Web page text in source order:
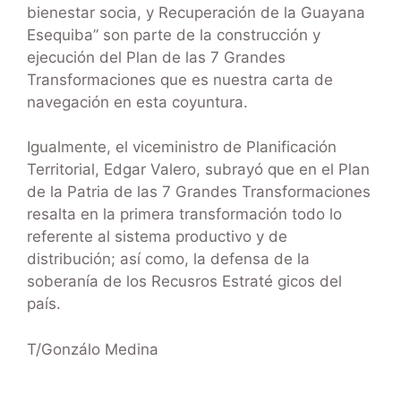
bienestar socia, y Recuperación de la Guayana
Esequiba” son parte de la construcción y
ejecución del Plan de las 7 Grandes
Transformaciones que es nuestra carta de
navegación en esta coyuntura.
Igualmente, el viceministro de Planificación
Territorial, Edgar Valero, subrayó que en el Plan
de la Patria de las 7 Grandes Transformaciones
resalta en la primera transformación todo lo
referente al sistema productivo y de
distribución; así como, la defensa de la
soberanía de los Recusros Estraté gicos del
país.
T/Gonzálo Medina